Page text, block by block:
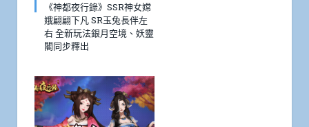
《神都夜行錄》SSR神女嫦
娥翩翩下凡 SR玉兔長伴左
右 全新玩法銀月空境、妖靈
閣同步釋出